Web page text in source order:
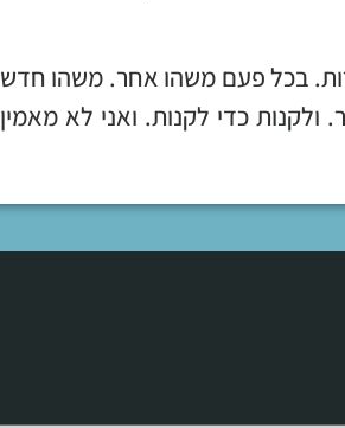
בכל פעם משהו אחר. משהו חדש
כדי לקנות. ואני לא מאמין